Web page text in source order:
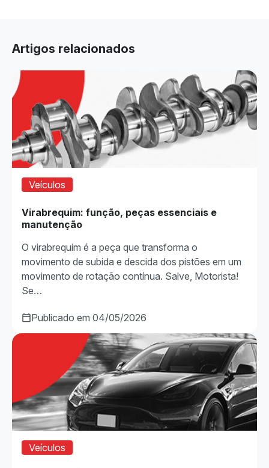
Artigos relacionados
Veículos
Virabrequim: função, peças essenciais e
manutenção
O virabrequim é a peça que transforma o
movimento de subida e descida dos pistões em um
movimento de rotação contínua. Salve, Motorista!
Se…
Publicado em 04/05/2026
Veículos